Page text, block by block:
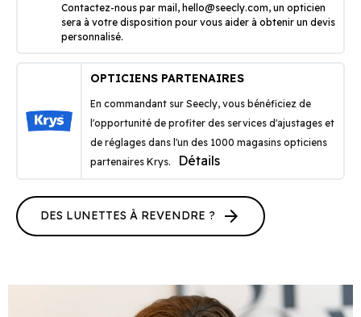
Contactez-nous par mail, hello@seecly.com, un opticien
sera à votre disposition pour vous aider à obtenir un devis
personnalisé.
OPTICIENS PARTENAIRES
En commandant sur Seecly, vous bénéficiez de
l'opportunité de profiter des services d'ajustages et
de réglages dans l'un des 1000 magasins opticiens
partenaires Krys.
Détails
DES LUNETTES À REVENDRE ? arrow_forward